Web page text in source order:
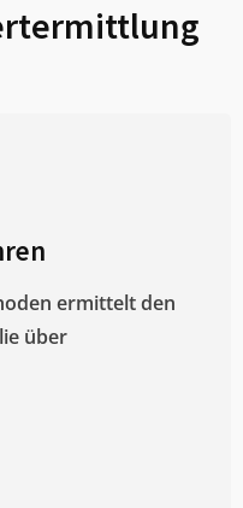
ermittelt den
über